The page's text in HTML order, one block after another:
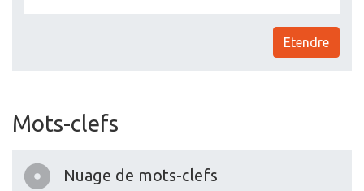
Etendre
Mots-clefs
Nuage de mots-clefs